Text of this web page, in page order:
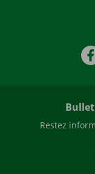
Restez